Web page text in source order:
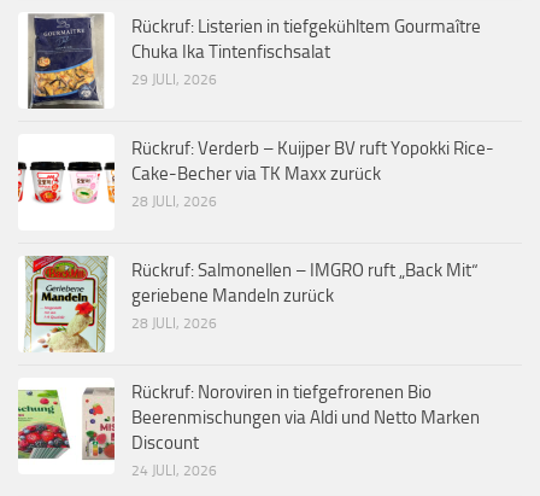
Rückruf: Listerien in tiefgekühltem Gourmaître
Chuka Ika Tintenfischsalat
29 JULI, 2026
Rückruf: Verderb – Kuijper BV ruft Yopokki Rice-
Cake-Becher via TK Maxx zurück
28 JULI, 2026
Rückruf: Salmonellen – IMGRO ruft „Back Mit“
geriebene Mandeln zurück
28 JULI, 2026
Rückruf: Noroviren in tiefgefrorenen Bio
Beerenmischungen via Aldi und Netto Marken
Discount
24 JULI, 2026